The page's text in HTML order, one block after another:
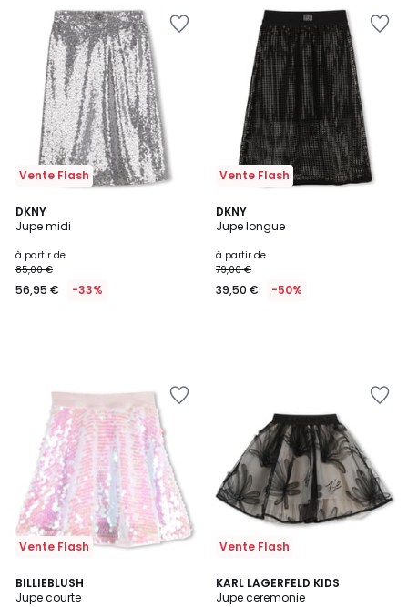
Vente Flash
DKNY
Jupe midi
à partir de
85,00 €
56,95 € -33%
Vente Flash
DKNY
Jupe longue
à partir de
79,00 €
39,50 € -50%
Vente Flash
BILLIEBLUSH
Jupe courte
Vente Flash
KARL LAGERFELD KIDS
Jupe ceremonie